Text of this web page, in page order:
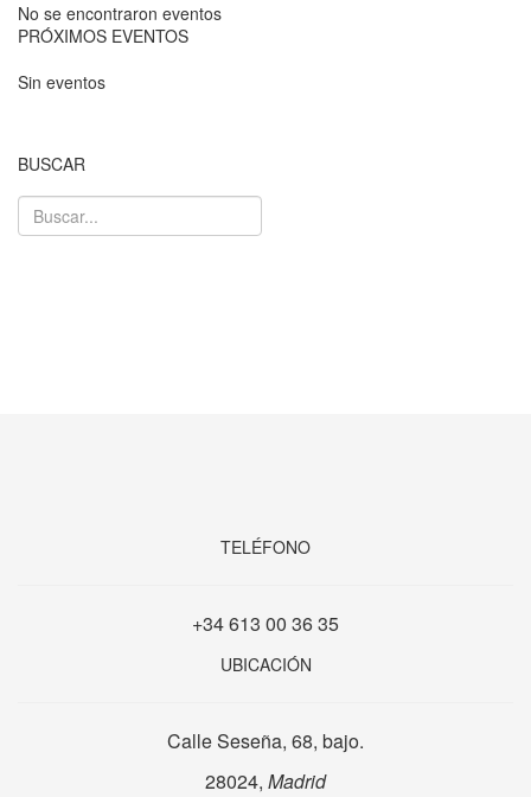
No se encontraron eventos
PRÓXIMOS EVENTOS
Sin eventos
BUSCAR
TELÉFONO
+34 613 00 36 35
UBICACIÓN
Calle Seseña, 68, bajo.
28024, Madrid